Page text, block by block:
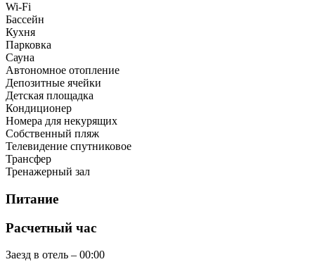
Wi-Fi
Бассейн
Кухня
Парковка
Сауна
Автономное отопление
Депозитные ячейки
Детская площадка
Кондиционер
Номера для некурящих
Собственный пляж
Телевидение спутниковое
Трансфер
Тренажерный зал
Питание
Расчетный час
Заезд в отель – 00:00